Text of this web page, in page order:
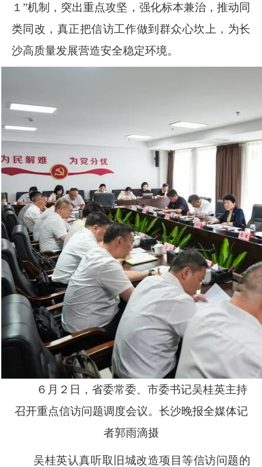
１”机制，突出重点攻坚，强化标本兼治，推动同
类同改，真正把信访工作做到群众心坎上，为长
沙高质量发展营造安全稳定环境。
６月２日，省委常委、市委书记吴桂英主持
召开重点信访问题调度会议。长沙晚报全媒体记
者郭雨滴摄
吴桂英认真听取旧城改造项目等信访问题的